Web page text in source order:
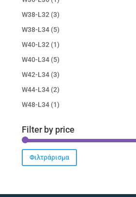
W38-L32 (3)
W38-L34 (5)
W40-L32 (1)
W40-L34 (5)
W42-L34 (3)
W44-L34 (2)
W48-L34 (1)
Filter by price
Φιλτράρισμα